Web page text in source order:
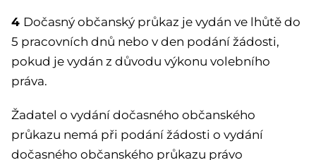
4 Dočasný občanský průkaz je vydán ve lhůtě do
5 pracovních dnů nebo v den podání žádosti,
pokud je vydán z důvodu výkonu volebního
práva.
Žadatel o vydání dočasného občanského
průkazu nemá při podání žádosti o vydání
dočasného občanského průkazu právo